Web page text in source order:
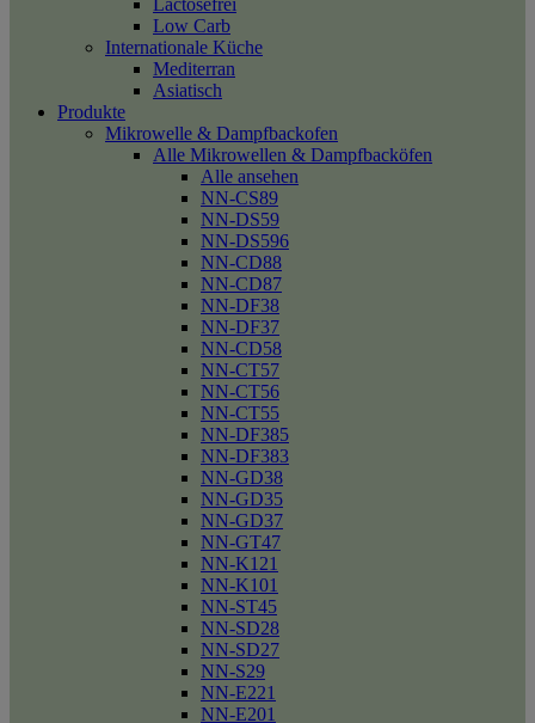
Lactosefrei
Low Carb
Internationale Küche
Mediterran
Asiatisch
Produkte
Mikrowelle & Dampfbackofen
Alle Mikrowellen & Dampfbacköfen
Alle ansehen
NN-CS89
NN-DS59
NN-DS596
NN-CD88
NN-CD87
NN-DF38
NN-DF37
NN-CD58
NN-CT57
NN-CT56
NN-CT55
NN-DF385
NN-DF383
NN-GD38
NN-GD35
NN-GD37
NN-GT47
NN-K121
NN-K101
NN-ST45
NN-SD28
NN-SD27
NN-S29
NN-E221
NN-E201